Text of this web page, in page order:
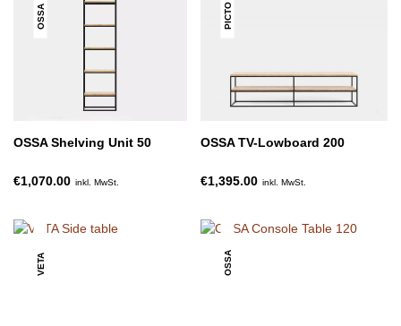
OSSA
OSSA Shelving Unit 50
€1,070.00 inkl. MwSt.
PICTO
OSSA TV-Lowboard 200
€1,395.00 inkl. MwSt.
VETA OSSA